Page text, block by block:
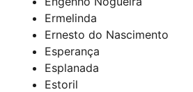
Ermelinda
Ernesto do Nascimento
Esperança
Esplanada
Estoril